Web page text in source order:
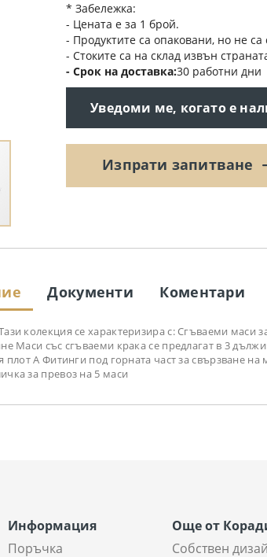
* Забележка:
- Цената е за 1 брой.
- Продуктите са опаковани, но не са
- Стоките са на склад извън
Срок на доставка 30 работни дни
Уведоми ме, когато е
Изпрати запитване
колекция се характеризира с: Сгъваеми маси
Маси със сгъваеми крака се предлагат в 3
A Фитинги под горната част за свързване
за превоз на 5 маси
Документи Коментари
Информация
Поръчка
Още от
Собствен